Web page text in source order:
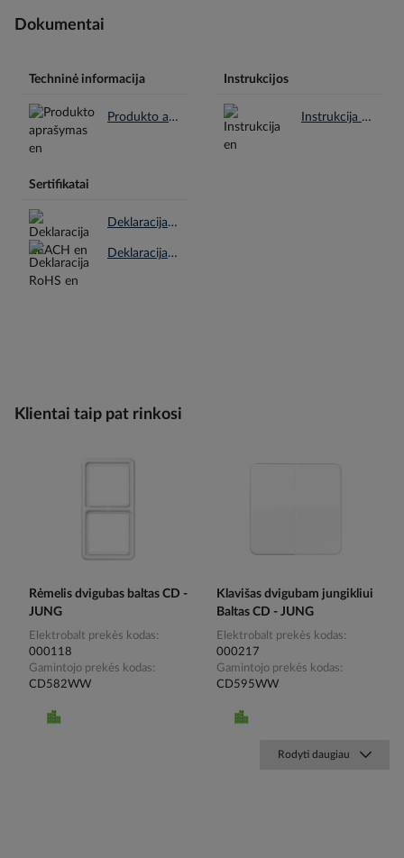
Dokumentai
Techninė informacija
Produkto aprašymas en.pdf
Instrukcijos
Instrukcija en.pdf
Sertifikatai
Deklaracija REACH en.pdf
Deklaracija RoHS en.pdf
Klientai taip pat rinkosi
Rėmelis dvigubas baltas CD -
JUNG
Elektrobalt prekės kodas
000118
Gamintojo prekės kodas
CD582WW
Klavišas dvigubam jungikliui
Baltas CD - JUNG
Elektrobalt prekės kodas
000217
Gamintojo prekės kodas
CD595WW
Rodyti daugiau